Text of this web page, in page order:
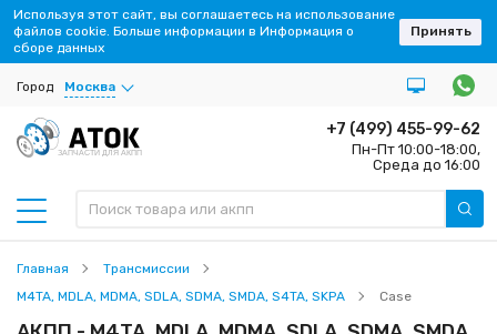
Город Москва
ЗАПЧАСТИ ДЛЯ АКПП
+7 (499) 455-99-62
Пн-Пт 10:00-18:00,
Среда до 16:00
Главная
Трансмиссии
M4TA, MDLA, MDMA, SDLA, SDMA, SMDA, S4TA, SKPA
Case
Используя этот сайт, вы соглашаетесь на использование
файлов cookie. Больше информации в Информация о
сборе данных
Принять